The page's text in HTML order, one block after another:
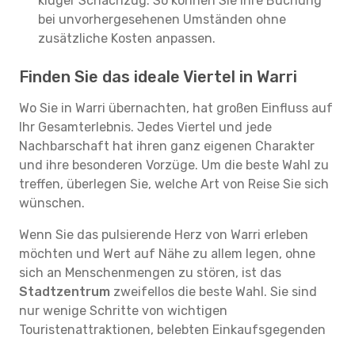
bei unvorhergesehenen Umständen ohne
zusätzliche Kosten anpassen.
Finden Sie das ideale Viertel in Warri
Wo Sie in Warri übernachten, hat großen Einfluss auf
Ihr Gesamterlebnis. Jedes Viertel und jede
Nachbarschaft hat ihren ganz eigenen Charakter
und ihre besonderen Vorzüge. Um die beste Wahl zu
treffen, überlegen Sie, welche Art von Reise Sie sich
wünschen.
Wenn Sie das pulsierende Herz von Warri erleben
möchten und Wert auf Nähe zu allem legen, ohne
sich an Menschenmengen zu stören, ist das
Stadtzentrum zweifellos die beste Wahl. Sie sind
nur wenige Schritte von wichtigen
Touristenattraktionen, belebten Einkaufsgegenden